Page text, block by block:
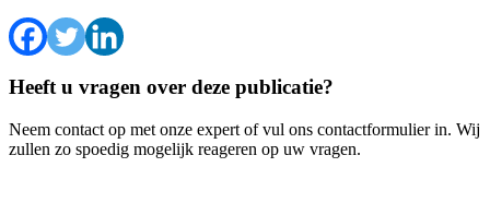
Heeft u vragen over deze publicatie?
Neem contact op met onze expert of vul ons contactformulier in. Wij
zullen zo spoedig mogelijk reageren op uw vragen.